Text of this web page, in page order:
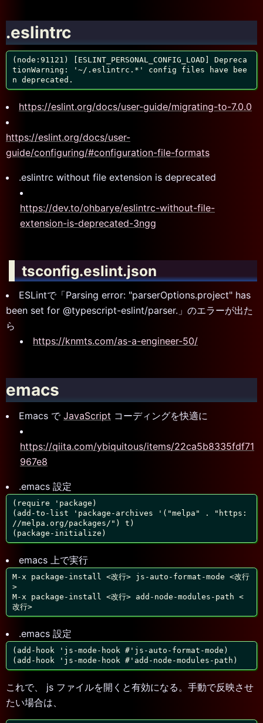
.eslintrc
(node:91121) [ESLINT_PERSONAL_CONFIG_LOAD] Depreca
tionWarning: '~/.eslintrc.*' config files have bee
n deprecated.
https://eslint.org/docs/user-guide/migrating-to-7.0.0
https://eslint.org/docs/user-
guide/configuring/#configuration-file-formats
.eslintrc without file extension is deprecated
https://dev.to/ohbarye/eslintrc-without-file-
extension-is-deprecated-3ngg
tsconfig.eslint.json
ESLintで「Parsing error: "parserOptions.project" has
been set for @typescript-eslint/parser.」のエラーが出た
ら
https://knmts.com/as-a-engineer-50/
emacs
Emacs で JavaScript コーディングを快適に
https://qiita.com/ybiquitous/items/22ca5b8335fdf71
967e8
.emacs 設定
(require 'package)
(add-to-list 'package-archives '("melpa" . "https:
//melpa.org/packages/") t)
(package-initialize)
emacs 上で実行
M-x package-install <改行> js-auto-format-mode <改行
>
M-x package-install <改行> add-node-modules-path <
改行>
.emacs 設定
(add-hook 'js-mode-hook #'js-auto-format-mode)
(add-hook 'js-mode-hook #'add-node-modules-path)
これで、 js ファイルを開くと有効になる。手動で反映させ
たい場合は、